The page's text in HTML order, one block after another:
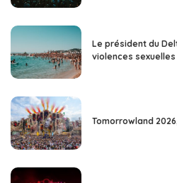
Le président du
violences sexuelles
Tomorrowland